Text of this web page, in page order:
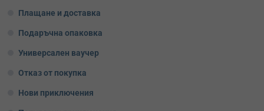
Плащане и доставка
Подаръчна опаковка
Универсален ваучер
Отказ от покупка
Нови приключения